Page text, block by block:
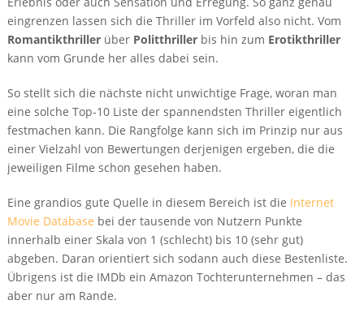
eingrenzen lassen sich die Thriller im Vorfeld also nicht. Vom
Romantikthrillerüber Politthrillerbis hin zum Erotikthriller
kann vom Grunde her alles dabei sein.
So stellt sich die nächste nicht unwichtige Frage, woran man
eine solche Top-10 Liste der spannendsten Thriller eigentlich
festmachen kann. Die Rangfolge kann sich im Prinzip nur aus
einer Vielzahl von Bewertungen derjenigen ergeben, die die
jeweiligen Filme schon gesehen haben.
Eine grandios gute Quelle in diesem Bereich ist die Internet
Movie Database bei der tausende von Nutzern Punkte
innerhalb einer Skala von 1 (schlecht) bis 10 (sehr gut)
abgeben. Daran orientiert sich sodann auch diese Bestenliste.
Übrigens ist die IMDb ein Amazon Tochterunternehmen – das
aber nur am Rande.